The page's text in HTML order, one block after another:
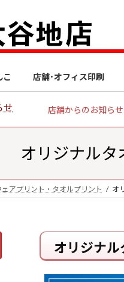
こ 店舗･オフィス印刷
せ 店舗からのお知ら
オリジナルタ
ェアプリント・タオルプリント オ
オリジナル